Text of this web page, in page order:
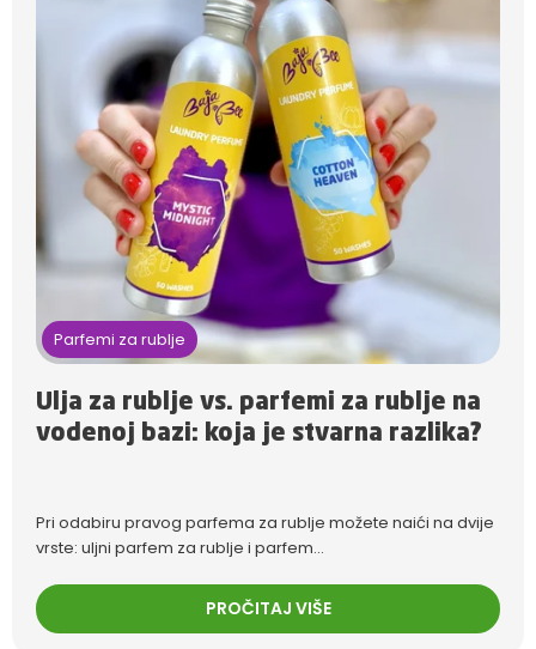
Parfemi za rublje
Ulja za rublje vs. parfemi za rublje na
vodenoj bazi: koja je stvarna razlika?
Pri odabiru pravog parfema za rublje možete naići na dvije
vrste: uljni parfem za rublje i parfem...
PROČITAJ VIŠE